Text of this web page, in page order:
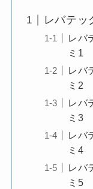
レバテッ
レバ
ミ1
レバ
ミ2
レバ
ミ3
レバ
ミ4
レバ
ミ5